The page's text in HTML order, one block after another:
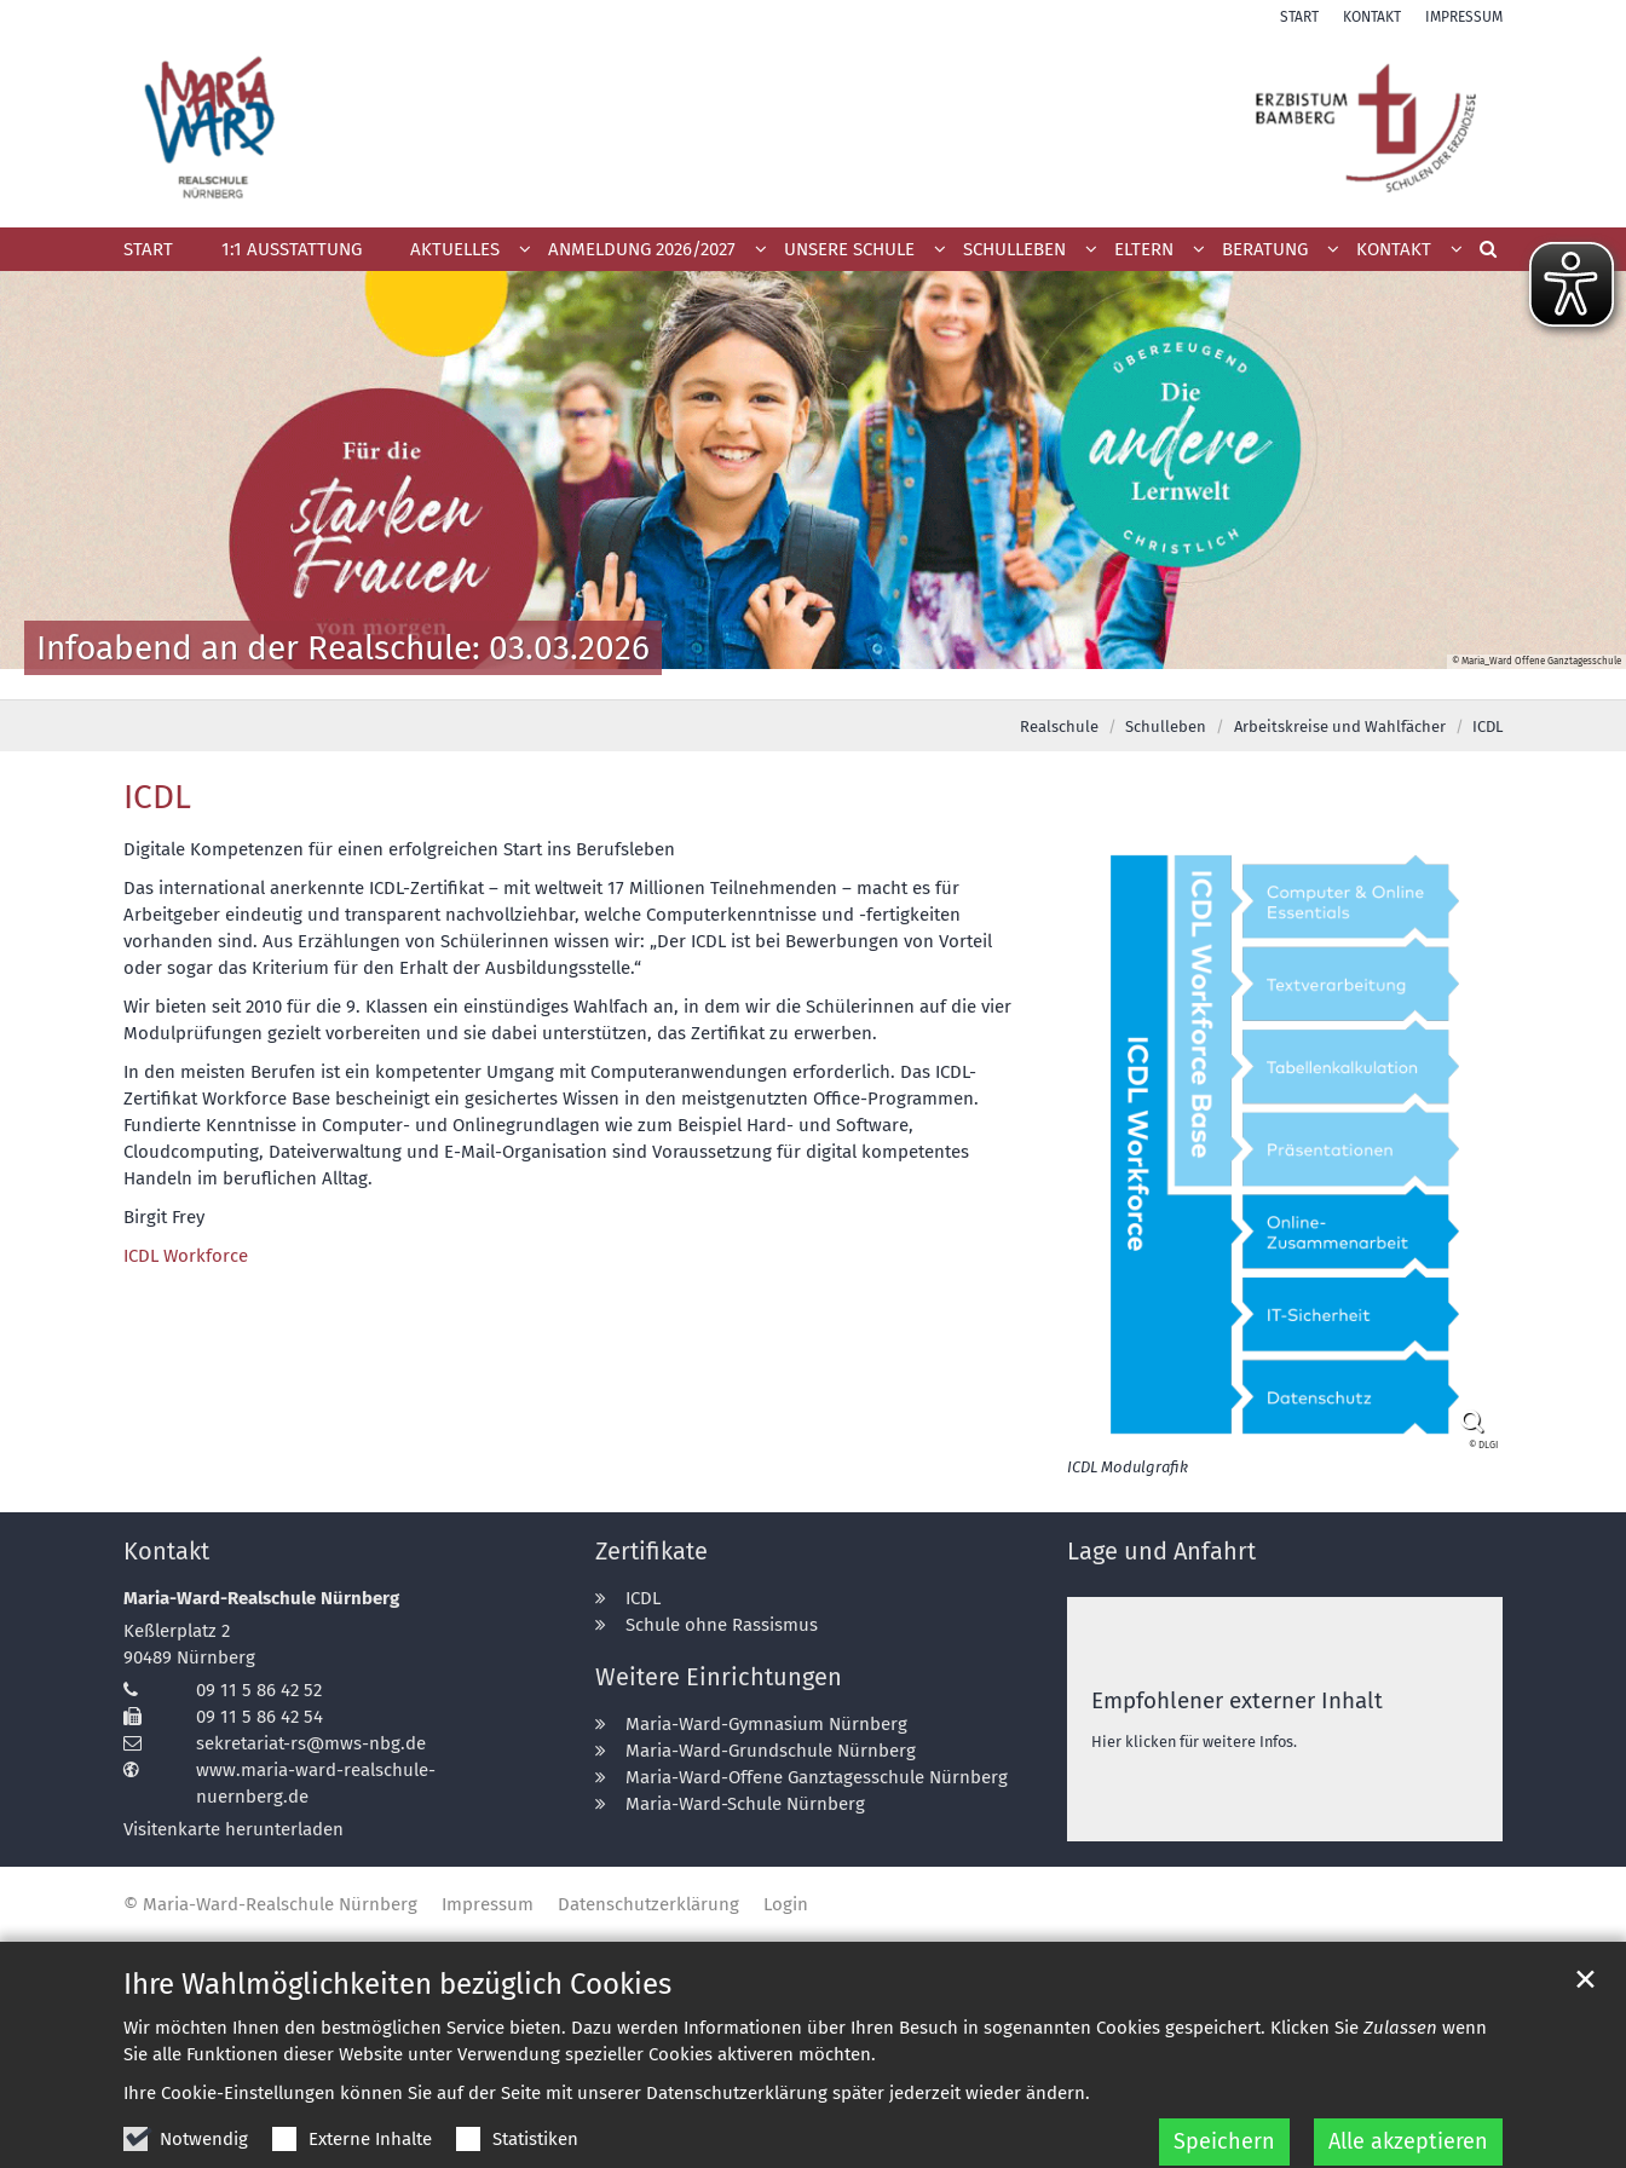
Ihre Wahlmöglichkeiten bezüglich Cookies
Wir möchten Ihnen den bestmöglichen Service bieten. Dazu werden Informationen über Ihren Besuch in sogenannten Cookies gespeichert. Klicken Sie Zulassen wenn
Sie alle Funktionen dieser Website unter Verwendung spezieller Cookies aktiveren möchten.
Ihre Cookie-Einstellungen können Sie auf der Seite mit unserer Datenschutzerklärung später jederzeit wieder ändern.
Notwendig Externe Inhalte Statistiken Speichern Alle akzeptieren
✕
START KONTAKT IMPRESSUM
START 1:1 AUSSTATTUNG AKTUELLES ANMELDUNG 2026/2027 UNSERE SCHULE SCHULLEBEN ELTERN BERATUNG KONTAKT
© Maria_Ward Offene Ganztagesschule
Infoabend an der Realschule: 03.03.2026
Realschule Schulleben Arbeitskreise und Wahlfächer ICDL
ICDL
© DLGI
ICDL Modulgrafik
Digitale Kompetenzen für einen erfolgreichen Start ins Berufsleben
Das international anerkennte ICDL-Zertifikat – mit weltweit 17 Millionen Teilnehmenden – macht es für
Arbeitgeber eindeutig und transparent nachvollziehbar, welche Computerkenntnisse und -fertigkeiten
vorhanden sind. Aus Erzählungen von Schülerinnen wissen wir: „Der ICDL ist bei Bewerbungen von Vorteil
oder sogar das Kriterium für den Erhalt der Ausbildungsstelle.“
Wir bieten seit 2010 für die 9. Klassen ein einstündiges Wahlfach an, in dem wir die Schülerinnen auf die vier
Modulprüfungen gezielt vorbereiten und sie dabei unterstützen, das Zertifikat zu erwerben.
In den meisten Berufen ist ein kompetenter Umgang mit Computeranwendungen erforderlich. Das ICDL-
Zertifikat Workforce Base bescheinigt ein gesichertes Wissen in den meistgenutzten Office-Programmen.
Fundierte Kenntnisse in Computer- und Onlinegrundlagen wie zum Beispiel Hard- und Software,
Cloudcomputing, Dateiverwaltung und E-Mail-Organisation sind Voraussetzung für digital kompetentes
Handeln im beruflichen Alltag.
Birgit Frey
ICDL Workforce
Kontakt
Maria-Ward-Realschule Nürnberg
Keßlerplatz 2
90489 Nürnberg
09 11 5 86 42 52
09 11 5 86 42 54
sekretariat-rs@mws-nbg.de
www.maria-ward-realschule-
nuernberg.de
Visitenkarte herunterladen
Zertifikate
ICDL
Schule ohne Rassismus
Weitere Einrichtungen
Maria-Ward-Gymnasium Nürnberg
Maria-Ward-Grundschule Nürnberg
Maria-Ward-Offene Ganztagesschule Nürnberg
Maria-Ward-Schule Nürnberg
Lage und Anfahrt
Empfohlener externer Inhalt
Hier klicken für weitere Infos.
© Maria-Ward-Realschule Nürnberg Impressum Datenschutzerklärung Login